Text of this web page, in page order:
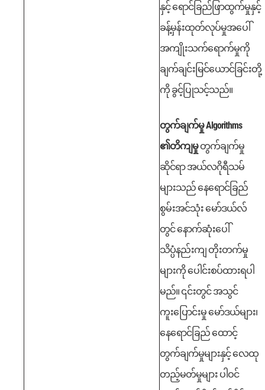
နှင့် ရောင်ခြည်ဖြာထွက်မှုနှင့်
ခန့်မှန်းထုတ်လုပ်မှုအပေါ်
အကျိုးသက်ရောက်မှုကို
ချက်ချင်းမြင်ယောင်ခြင်းတို့
ကို ခွင့်ပြုသင့်သည်။
တွက်ချက်မှု Algorithms
၏တိကျမှုတွက်ချက်မှု
ဆိုင်ရာ အယ်လဂိုရီသမ်
များသည် နေရောင်ခြည်
စွမ်းအင်သုံး မော်ဒယ်လ်
တွင် နောက်ဆုံးပေါ်
သိပ္ပံနည်းကျ တိုးတက်မှု
များကို ပေါင်းစပ်ထားရပါ
မည်။ ၎င်းတွင် အသွင်
ကူးပြောင်းမှု မော်ဒယ်များ၊
နေရောင်ခြည် ထောင့်
တွက်ချက်မှုများနှင့် လေထု
တည့်မတ်မှုများ ပါဝင်